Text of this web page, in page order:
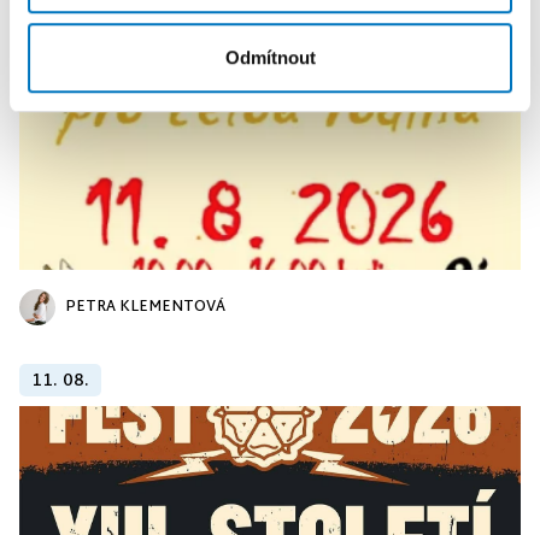
Odmítnout
PETRA KLEMENTOVÁ
11. 08.